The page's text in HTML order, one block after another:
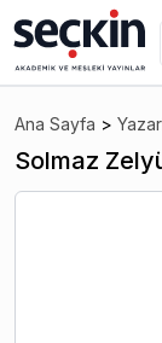
Ana Sayfa >
Solmaz